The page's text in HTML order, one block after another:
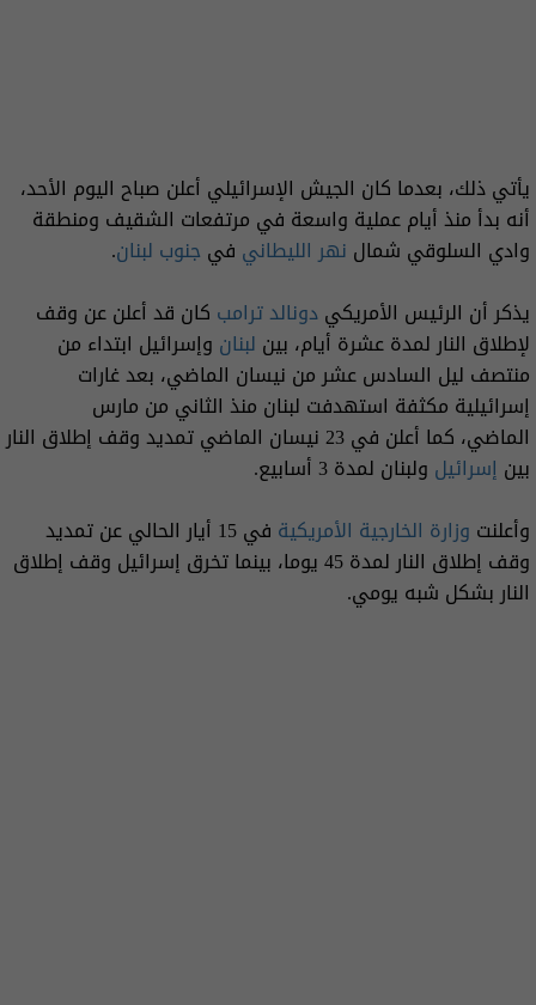
يأتي ذلك، بعدما كان الجيش الإسرائيلي أعلن صباح اليوم الأحد،
أنه بدأ منذ أيام عملية واسعة في مرتفعات الشقيف ومنطقة
وادي السلوقي شمال نهر الليطاني في جنوب لبنان.
يذكر أن الرئيس الأمريكيدونالد ترامب كان قد أعلن عن وقف
لإطلاق النار لمدة عشرة أيام، بين لبنان وإسرائيل ابتداء من
منتصف ليل السادس عشر من نيسان الماضي، بعد غارات
إسرائيلية مكثفة استهدفت لبنان منذ الثاني من مارس
الماضي، كما أعلن في 23 نيسان الماضي تمديد وقف إطلاق النار
بين إسرائيل ولبنان لمدة 3 أسابيع.
وأعلنت وزارة الخارجية الأمريكية
في 15 أيار الحالي عن تمديد
وقف إطلاق النار لمدة 45 يوما، بينما تخرق إسرائيل وقف إطلاق
النار بشكل شبه يومي.